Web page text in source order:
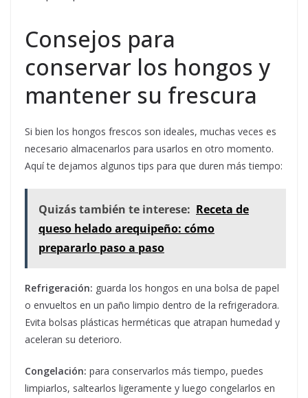
Consejos para
conservar los hongos y
mantener su frescura
Si bien los hongos frescos son ideales, muchas veces es
necesario almacenarlos para usarlos en otro momento.
Aquí te dejamos algunos tips para que duren más tiempo:
Quizás también te interese: Receta de
queso helado arequipeño: cómo
prepararlo paso a paso
Refrigeración: guarda los hongos en una bolsa de papel
o envueltos en un paño limpio dentro de la refrigeradora.
Evita bolsas plásticas herméticas que atrapan humedad y
aceleran su deterioro.
Congelación: para conservarlos más tiempo, puedes
limpiarlos, saltearlos ligeramente y luego congelarlos en